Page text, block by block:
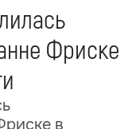
Фриске
в